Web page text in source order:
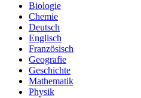
Biologie
Chemie
Deutsch
Englisch
Französisch
Geografie
Geschichte
Mathematik
Physik